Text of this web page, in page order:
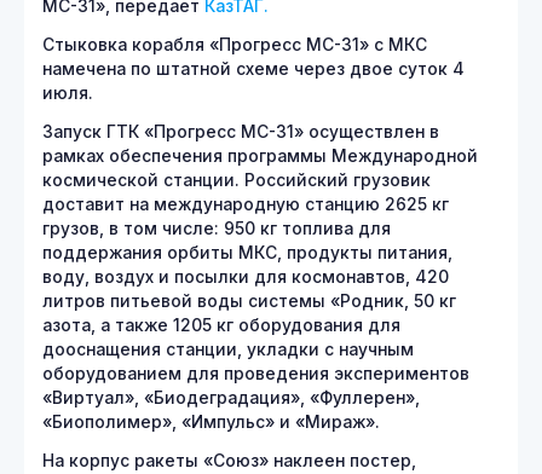
МС-31», передает КазТАГ.
Стыковка корабля «Прогресс МС-31» с МКС
намечена по штатной схеме через двое суток 4
июля.
Запуск ГТК «Прогресс МС-31» осуществлен в
рамках обеспечения программы Международной
космической станции. Российский грузовик
доставит на международную станцию 2625 кг
грузов, в том числе: 950 кг топлива для
поддержания орбиты МКС, продукты питания,
воду, воздух и посылки для космонавтов, 420
литров питьевой воды системы «Родник, 50 кг
азота, а также 1205 кг оборудования для
дооснащения станции, укладки с научным
оборудованием для проведения экспериментов
«Виртуал», «Биодеградация», «Фуллерен»,
«Биополимер», «Импульс» и «Мираж».
На корпус ракеты «Союз» наклеен постер,